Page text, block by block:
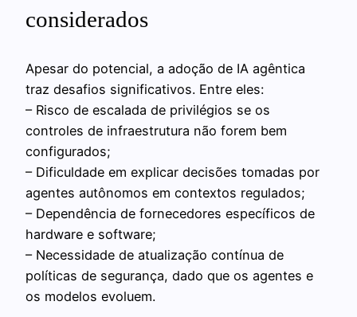
considerados
Apesar do potencial, a adoção de IA agêntica
traz desafios significativos. Entre eles:
– Risco de escalada de privilégios se os
controles de infraestrutura não forem bem
configurados;
– Dificuldade em explicar decisões tomadas por
agentes autônomos em contextos regulados;
– Dependência de fornecedores específicos de
hardware e software;
– Necessidade de atualização contínua de
políticas de segurança, dado que os agentes e
os modelos evoluem.